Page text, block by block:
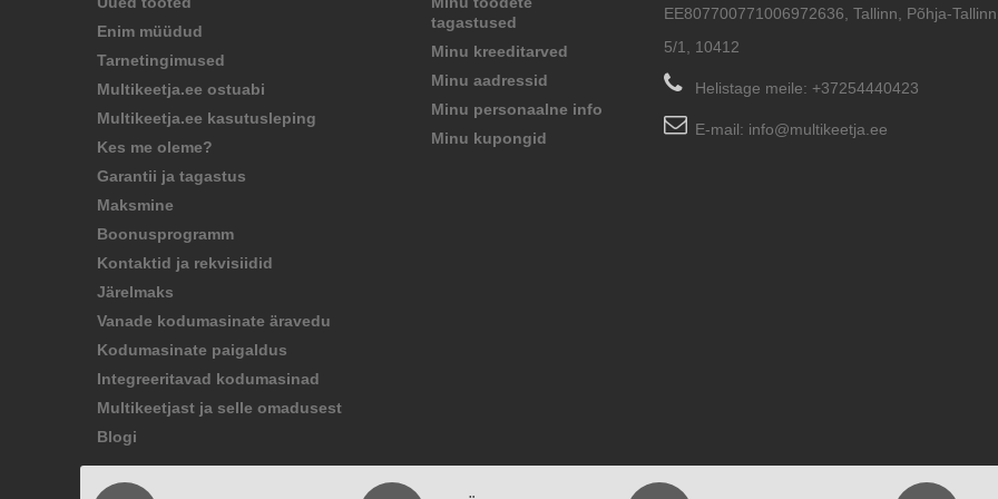
Enim müüdud
Tarnetingimused
Multikeetja.ee ostuabi
Multikeetja.ee kasutusleping
Kes me oleme?
Garantii ja tagastus
Maksmine
Boonusprogramm
Kontaktid ja rekvisiidid
Järelmaks
Vanade kodumasinate äravedu
Kodumasinate paigaldus
Integreeritavad kodumasinad
Multikeetjast ja selle omadusest
Blogi
tagastused
Minu kreeditarved
Minu aadressid
Minu personaalne info
Minu kupongid
EE807700771006972636, Tallinn, Põhja-
5/1, 10412
Helistage meile: +37254440423
E-mail: info@multikeetja.ee